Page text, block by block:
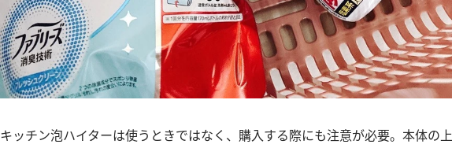
キッチン泡ハイターは使うときではなく、購入する際にも注意が必要。本体の